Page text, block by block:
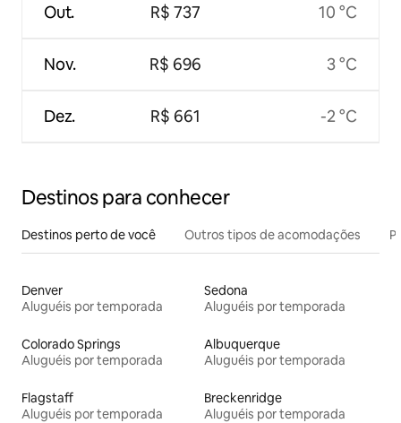
Out.
Nov.
Dez.
R$ 737
R$ 696
R$ 661
10 °C
3 °C
-2 °C
Destinos para conhecer
Destinos perto de você Outros tipos de acomodações
Denver
Aluguéis por temporada
Sedona
Aluguéis por temporada
Colorado Springs
Aluguéis por temporada
Albuquerque
Aluguéis por temporada
Flagstaff
Aluguéis por temporada
Breckenridge
Aluguéis por temporada